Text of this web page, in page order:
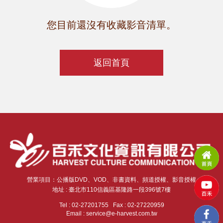
您目前還沒有收藏影音清單。
返回首頁
營業項目：公播版DVD、VOD、非書資料、頻道授權、影音授權
地址 : 臺北市110信義區基隆路一段396號7樓
Tel : 02-27201755 Fax : 02-27220959
Email : service@e-harvest.com.tw